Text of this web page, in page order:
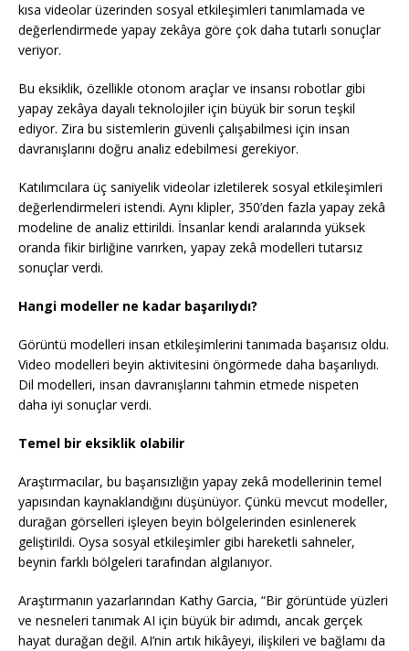
kısa videolar üzerinden sosyal etkileşimleri tanımlamada ve
değerlendirmede yapay zekâya göre çok daha tutarlı sonuçlar
veriyor.
Bu eksiklik, özellikle otonom araçlar ve insansı robotlar gibi
yapay zekâya dayalı teknolojiler için büyük bir sorun teşkil
ediyor. Zira bu sistemlerin güvenli çalışabilmesi için insan
davranışlarını doğru analiz edebilmesi gerekiyor.
Katılımcılara üç saniyelik videolar izletilerek sosyal etkileşimleri
değerlendirmeleri istendi. Aynı klipler, 350’den fazla yapay zekâ
modeline de analiz ettirildi. İnsanlar kendi aralarında yüksek
oranda fikir birliğine varırken, yapay zekâ modelleri tutarsız
sonuçlar verdi.
Hangi modeller ne kadar başarılıydı?
Görüntü modelleri insan etkileşimlerini tanımada başarısız oldu.
Video modelleri beyin aktivitesini öngörmede daha başarılıydı.
Dil modelleri, insan davranışlarını tahmin etmede nispeten
daha iyi sonuçlar verdi.
Temel bir eksiklik olabilir
Araştırmacılar, bu başarısızlığın yapay zekâ modellerinin temel
yapısından kaynaklandığını düşünüyor. Çünkü mevcut modeller,
durağan görselleri işleyen beyin bölgelerinden esinlenerek
geliştirildi. Oysa sosyal etkileşimler gibi hareketli sahneler,
beynin farklı bölgeleri tarafından algılanıyor.
Araştırmanın yazarlarından Kathy Garcia, “Bir görüntüde yüzleri
ve nesneleri tanımak AI için büyük bir adımdı, ancak gerçek
hayat durağan değil. AI’nin artık hikâyeyi, ilişkileri ve bağlamı da